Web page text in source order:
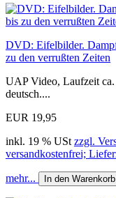
DVD: Eifelbilder.
zu den verrußten Zeiten
UAP Video, Laufzeit
deutsch....
EUR 19,95
inkl. 19 % USt zzgl.
versandkostenfrei;
mehr... In den Warenkorb